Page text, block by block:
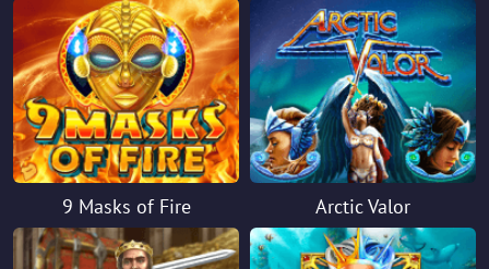
9 Masks of Fire Arctic Valor